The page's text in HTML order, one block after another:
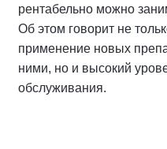
рентабельно можно
Об этом говорит не
применение новых
ними, но и высокий
обслуживания.